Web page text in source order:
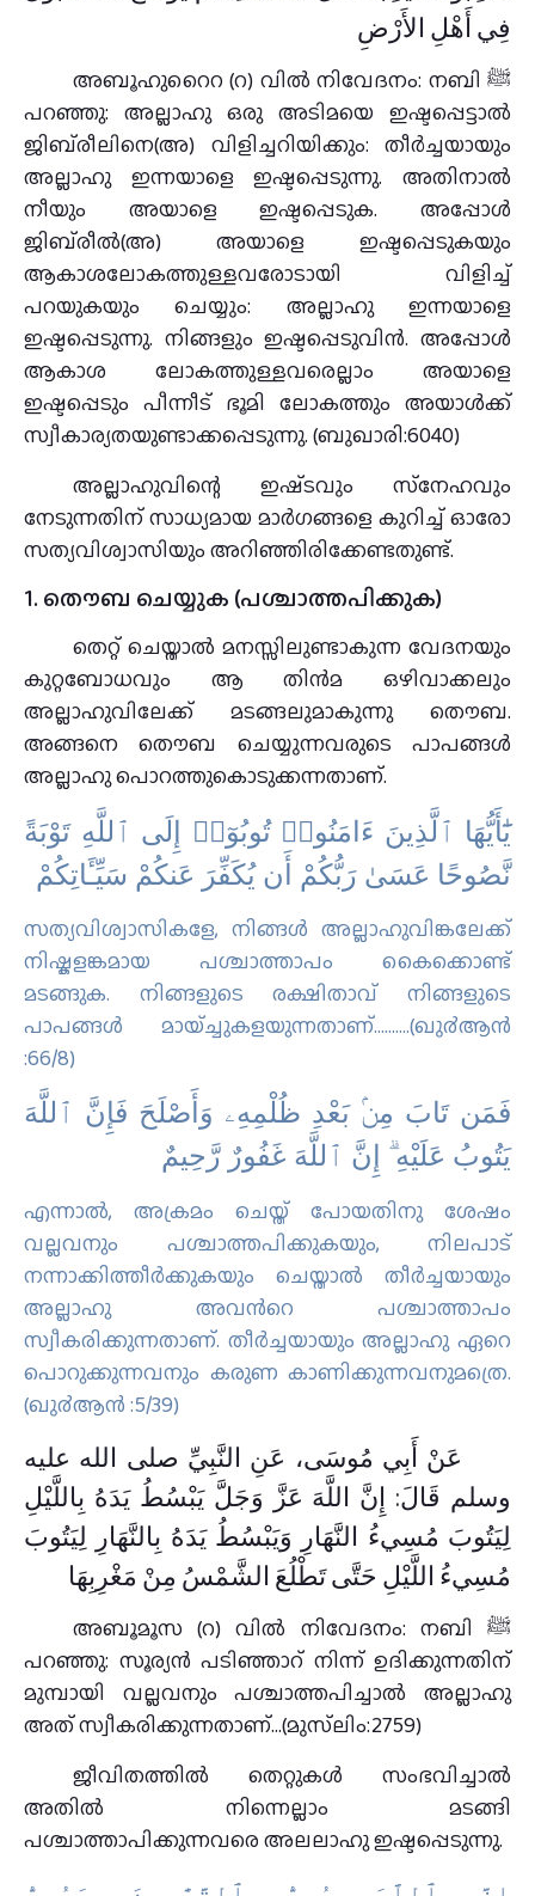
فِي أَهْلِ الأَرْضِ
അബൂഹുറൈറ (റ) വില്‍ നിവേദനം: നബി ﷺ
പറഞ്ഞു: അല്ലാഹു ഒരു അടിമയെ ഇഷ്ടപ്പെട്ടാൽ
ജിബ്‌രീലിനെ(അ) വിളിച്ചറിയിക്കും: തീർച്ചയായും
അല്ലാഹു ഇന്നയാളെ ഇഷ്ടപ്പെടുന്നു. അതിനാൽ
നീയും അയാളെ ഇഷ്ടപ്പെടുക. അപ്പോൾ
ജിബ്‌രീൽ(അ) അയാളെ ഇഷ്ടപ്പെടുകയും
ആകാശലോകത്തുള്ളവരോടായി വിളിച്ച്
പറയുകയും ചെയ്യും: അല്ലാഹു ഇന്നയാളെ
ഇഷ്ടപ്പെടുന്നു. നിങ്ങളും ഇഷ്ടപ്പെടുവിൻ. അപ്പോൾ
ആകാശ ലോകത്തുള്ളവരെല്ലാം അയാളെ
ഇഷ്ടപ്പെടും പീന്നീട് ഭൂമി ലോകത്തും അയാൾക്ക്
സ്വീകാര്യതയുണ്ടാക്കപ്പെടുന്നു. (ബുഖാരി:6040)
അല്ലാഹുവിന്റെ ഇഷ്‌ടവും സ്‌നേഹവും
നേടുന്നതിന്‌ സാധ്യമായ മാര്‍ഗങ്ങളെ കുറിച്ച് ഓരോ
സത്യവിശ്വാസിയും അറിഞ്ഞിരിക്കേണ്ടതുണ്ട്.
1. തൌബ ചെയ്യുക (പശ്ചാത്തപിക്കുക)
തെറ്റ് ചെയ്താല്‍ മനസ്സിലുണ്ടാകുന്ന വേദനയും
കുറ്റബോധവും ആ തിന്‍മ ഒഴിവാക്കലും
അല്ലാഹുവിലേക്ക് മടങ്ങലുമാകുന്നു തൌബ.
അങ്ങനെ തൌബ ചെയ്യുന്നവരുടെ പാപങ്ങള്‍
അല്ലാഹു പൊറത്തുകൊടുക്കന്നതാണ്.
ﻳَٰٓﺄَﻳُّﻬَﺎ ٱﻟَّﺬِﻳﻦَ ءَاﻣَﻨُﻮا۟ ﺗُﻮﺑُﻮٓا۟ ﺇِﻟَﻰ ٱﻟﻠَّﻪِ ﺗَﻮْﺑَﺔً
ﻧَّﺼُﻮﺣًﺎ ﻋَﺴَﻰٰ ﺭَﺑُّﻜُﻢْ ﺃَﻥ ﻳُﻜَﻔِّﺮَ ﻋَﻨﻜُﻢْ ﺳَﻴِّـَٔﺎﺗِﻜُﻢْ
സത്യവിശ്വാസികളേ, നിങ്ങള്‍ അല്ലാഹുവിങ്കലേക്ക്
നിഷ്കളങ്കമായ പശ്ചാത്താപം കൈക്കൊണ്ട്
മടങ്ങുക. നിങ്ങളുടെ രക്ഷിതാവ് നിങ്ങളുടെ
പാപങ്ങള്‍ മായ്ച്ചുകളയുന്നതാണ്……….(ഖു൪ആന്‍
:66/8)
ﻓَﻤَﻦ ﺗَﺎﺏَ ﻣِﻦۢ ﺑَﻌْﺪِ ﻇُﻠْﻤِﻪِۦ ﻭَﺃَﺻْﻠَﺢَ ﻓَﺈِﻥَّ ٱﻟﻠَّﻪَ
ﻳَﺘُﻮﺏُ ﻋَﻠَﻴْﻪِ ۗ ﺇِﻥَّ ٱﻟﻠَّﻪَ ﻏَﻔُﻮﺭٌ ﺭَّﺣِﻴﻢٌ
എന്നാല്‍, അക്രമം ചെയ്ത് പോയതിനു ശേഷം
വല്ലവനും പശ്ചാത്തപിക്കുകയും, നിലപാട്
നന്നാക്കിത്തീര്‍ക്കുകയും ചെയ്താല്‍ തീര്‍ച്ചയായും
അല്ലാഹു അവന്‍റെ പശ്ചാത്താപം
സ്വീകരിക്കുന്നതാണ്‌. തീര്‍ച്ചയായും അല്ലാഹു ഏറെ
പൊറുക്കുന്നവനും കരുണ കാണിക്കുന്നവനുമത്രെ.
(ഖു൪ആന്‍ :5/39)
عَنْ أَبِي مُوسَى، عَنِ النَّبِيِّ صلى الله عليه
وسلم قَالَ: إِنَّ اللَّهَ عَزَّ وَجَلَّ يَبْسُطُ يَدَهُ بِاللَّيْلِ
لِيَتُوبَ مُسِيءُ النَّهَارِ وَيَبْسُطُ يَدَهُ بِالنَّهَارِ لِيَتُوبَ
مُسِيءُ اللَّيْلِ حَتَّى تَطْلُعَ الشَّمْسُ مِنْ مَغْرِبِهَا ‏
അബൂമൂസ (റ) വില്‍ നിവേദനം: നബി ﷺ
പറഞ്ഞു: സൂര്യൻ പടിഞ്ഞാറ് നിന്ന് ഉദിക്കുന്നതിന്
മുമ്പായി വല്ലവനും പശ്ചാത്തപിച്ചാൽ അല്ലാഹു
അത് സ്വീകരിക്കുന്നതാണ്…(മുസ്‌ലിം:2759)
ജീവിതത്തില്‍ തെറ്റുകള്‍ സംഭവിച്ചാല്‍
അതില്‍ നിന്നെല്ലാം മടങ്ങി
പശ്ചാത്താപിക്കുന്നവരെ അലലാഹു ഇഷ്ടപ്പെടുന്നു.